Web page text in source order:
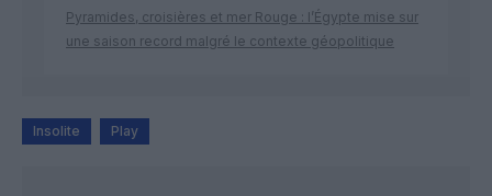
Pyramides, croisières et mer Rouge : l’Égypte mise sur
une saison record malgré le contexte géopolitique
Insolite Play